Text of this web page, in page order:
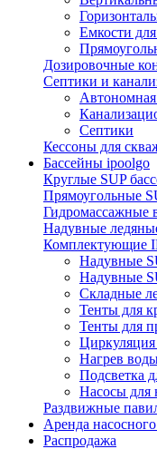
Емкости
Дозировочные
Септики и
Септики
Кессоны для
Бассейны ipoolgo
Круглые SUP
Прямоугольные
Гидромассажные
Надувные
Комплектующие
Надувные
Надувные
Складные
Тенты для
Тенты для
Нагрев
Подсветка
Насосы для
Раздвижные
Аренда
Распродажа